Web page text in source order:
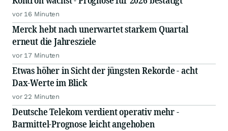
vor 16 Minuten
Merck hebt nach unerwartet starkem Quartal
erneut die Jahresziele
vor 17 Minuten
Etwas höher in Sicht der jüngsten Rekorde - acht
Dax-Werte im Blick
vor 22 Minuten
Deutsche Telekom verdient operativ mehr -
Barmittel-Prognose leicht angehoben